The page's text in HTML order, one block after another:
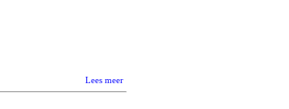
Lees meer